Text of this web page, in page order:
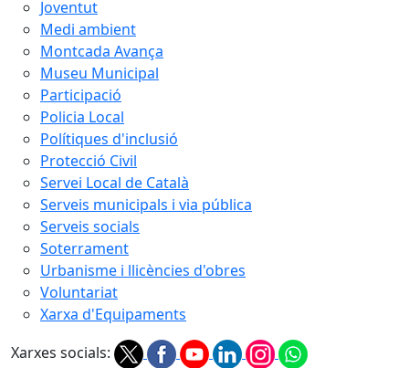
Joventut
Medi ambient
Montcada Avança
Museu Municipal
Participació
Policia Local
Polítiques d'inclusió
Protecció Civil
Servei Local de Català
Serveis municipals i via pública
Serveis socials
Soterrament
Urbanisme i llicències d'obres
Voluntariat
Xarxa d'Equipaments
Xarxes socials: